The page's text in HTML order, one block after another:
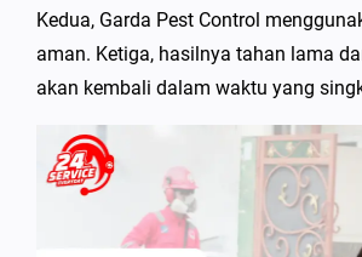
Kedua, Garda Pest Control
aman. Ketiga, hasilnya tahan lama
akan kembali dalam waktu yang